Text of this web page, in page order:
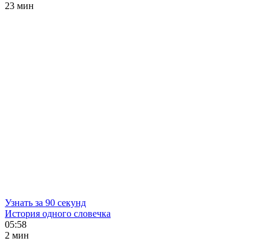
23 мин
Узнать за 90 секунд
История одного словечка
05:58
2 мин